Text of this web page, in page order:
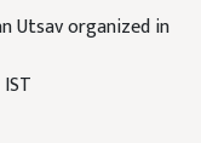
Utsav organized in